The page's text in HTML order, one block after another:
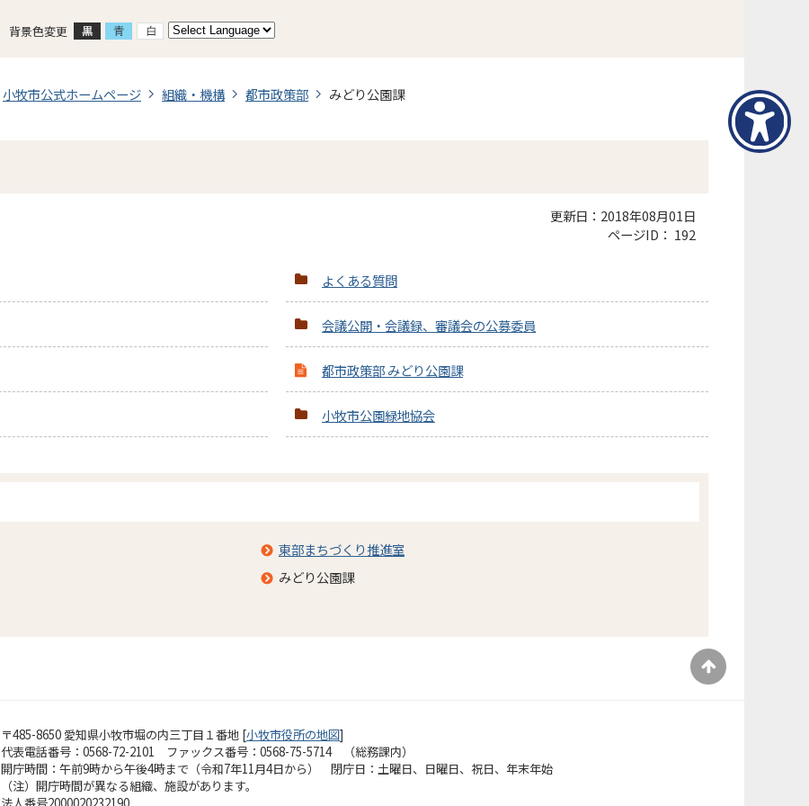
背景色変更
小牧市公式ホームページ 組織・機構 都市政策部 みどり公園課
更新日：2018年08月01日
ページID： 192
よくある質問
会議公開・会議録、審議会の公募委員
都市政策部 みどり公園課
小牧市公園緑地協会
東部まちづくり推進室
みどり公園課
〒485-8650 愛知県小牧市堀の内三丁目１番地 [小牧市役所の地図]
代表電話番号：0568-72-2101 ファックス番号：0568-75-5714 （総務課内）
開庁時間：午前9時から午後4時まで（令和7年11月4日から） 閉庁日：土曜日、日曜日、祝日、年末年始
（注）開庁時間が異なる組織、施設があります。